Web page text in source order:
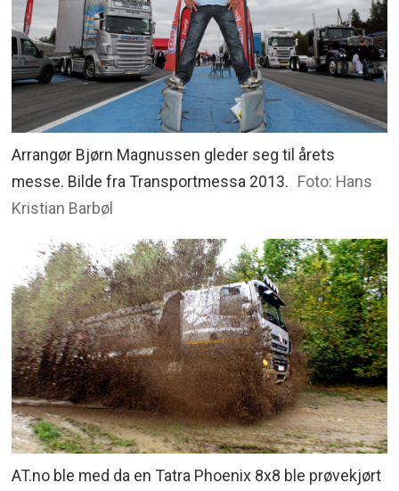
Arrangør Bjørn Magnussen gleder seg til årets
messe. Bilde fra Transportmessa 2013. Foto: Hans
Kristian Barbøl
AT.no ble med da en Tatra Phoenix 8x8 ble prøvekjørt